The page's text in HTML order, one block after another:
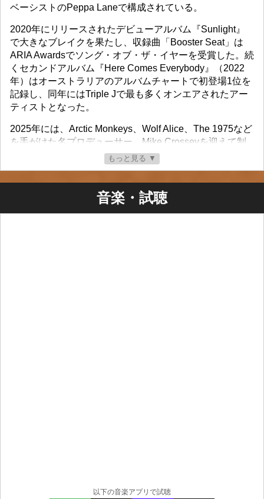
ベーシストのPeppa Laneで構成されている。
2020年にリリースされたデビューアルバム『Sunlight』
で大きなブレイクを果たし、収録曲「Booster Seat」は
ARIA Awardsでソング・オブ・ザ・イヤーを受賞した。続
くセカンドアルバム『Here Comes Everybody』（2022
年）はオーストラリアのアルバムチャートで初登場1位を
記録し、同年にはTriple Jで最も多くオンエアされたアー
ティストとなった。
2025年には、Arctic Monkeys、Wolf Alice、The 1975など
を手がけた名プロデューサー、Mike Crosseyを迎えて制
作された3作目のスタジオアルバム『If That Makes
Sense』をリリース。バンド史上最も野心的な作品として
高い評価を受け、オーストラリア、ニュージーランド、
北米、ヨーロッパ、イギリスを巡る大規模なワールドツ
アーも大成功を収めた。
もっと見る ▼
音楽・試聴
以下の音楽アプリで試聴